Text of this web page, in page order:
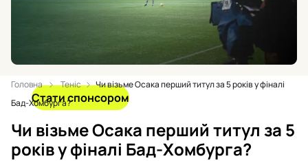
Стати спонсором
Головна Теніс
Чи візьме Осака перший титул за 5 років у фіналі
Бад-Хомбурга?
Чи візьме Осака перший титул за 5
років у фіналі Бад-Хомбурга?